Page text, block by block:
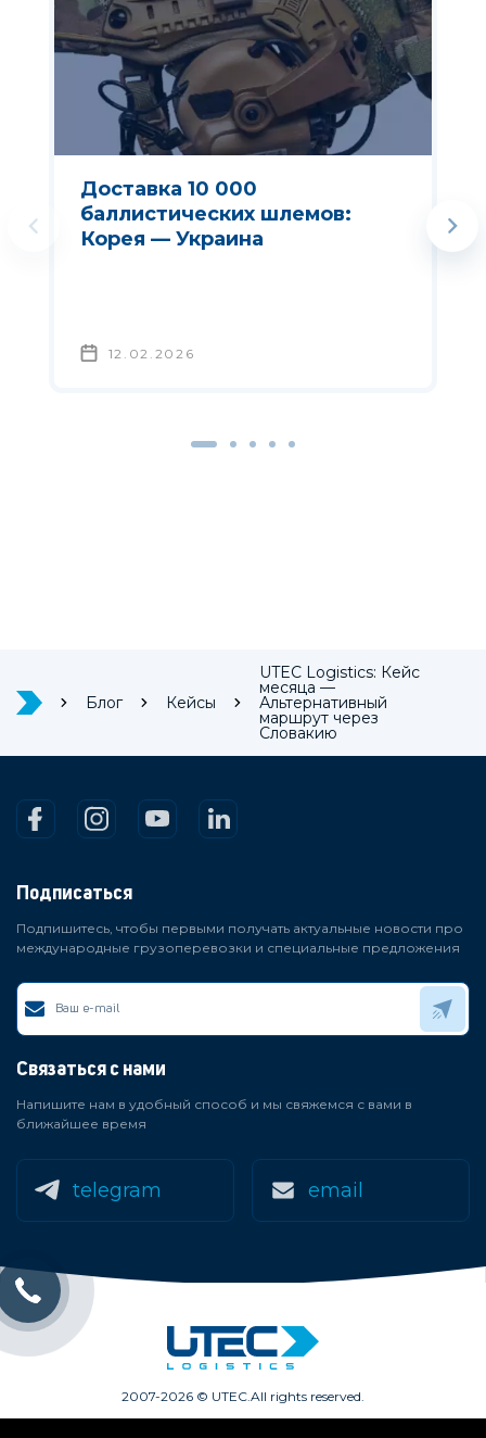
Доставка 10 000
баллистических шлемов:
Корея — Украина
12.02.2026
Блог Кейсы
UTEC Logistics: Кейс
месяца —
Альтернативный
маршрут через
Словакию
Подписаться
Подпишитесь, чтобы первыми получать актуальные новости про
международные грузоперевозки и специальные предложения
Связаться с нами
Напишите нам в удобный способ и мы свяжемся с вами в
ближайшее время
telegram email
2007-2026 © UTEC.All rights reserved.